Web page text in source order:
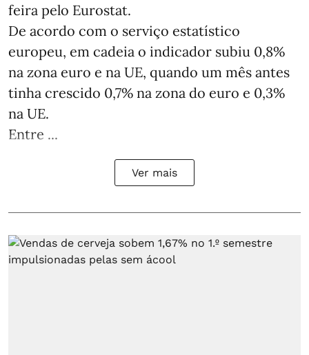
feira pelo Eurostat.
De acordo com o serviço estatístico
europeu, em cadeia o indicador subiu 0,8%
na zona euro e na UE, quando um mês antes
tinha crescido 0,7% na zona do euro e 0,3%
na UE.
Entre ...
Ver mais